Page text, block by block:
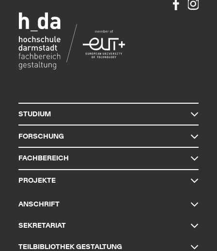
STUDIUM
FORSCHUNG
FACHBEREICH
PROJEKTE
ANSCHRIFT
SEKRETARIAT
TEILBIBLIOTHEK GESTALTUNG